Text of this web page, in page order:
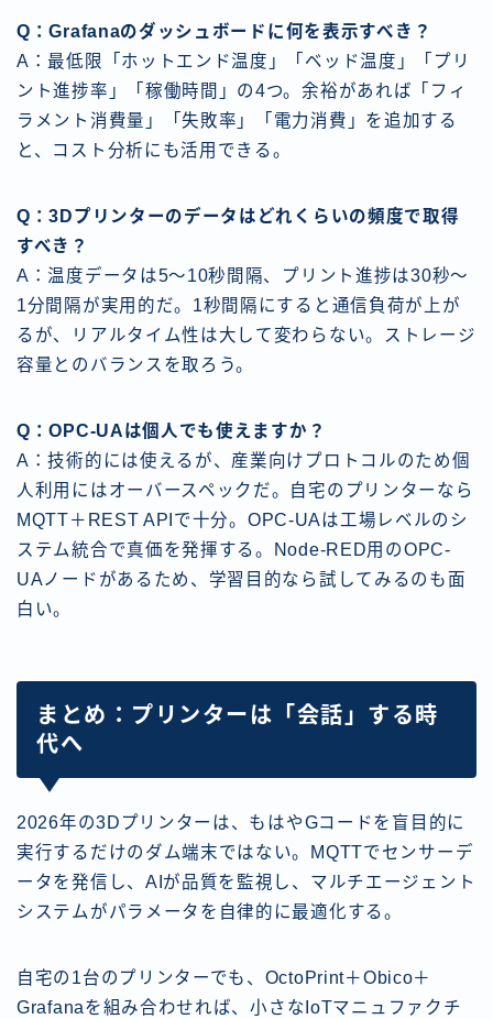
Q：Grafanaのダッシュボードに何を表示すべき？
A：最低限「ホットエンド温度」「ベッド温度」「プリ
ント進捗率」「稼働時間」の4つ。余裕があれば「フィ
ラメント消費量」「失敗率」「電力消費」を追加する
と、コスト分析にも活用できる。
Q：3Dプリンターのデータはどれくらいの頻度で取得
すべき？
A：温度データは5〜10秒間隔、プリント進捗は30秒〜
1分間隔が実用的だ。1秒間隔にすると通信負荷が上が
るが、リアルタイム性は大して変わらない。ストレージ
容量とのバランスを取ろう。
Q：OPC-UAは個人でも使えますか？
A：技術的には使えるが、産業向けプロトコルのため個
人利用にはオーバースペックだ。自宅のプリンターなら
MQTT＋REST APIで十分。OPC-UAは工場レベルのシ
ステム統合で真価を発揮する。Node-RED用のOPC-
UAノードがあるため、学習目的なら試してみるのも面
白い。
まとめ：プリンターは「会話」する時
代へ
2026年の3Dプリンターは、もはやGコードを盲目的に
実行するだけのダム端末ではない。MQTTでセンサーデ
ータを発信し、AIが品質を監視し、マルチエージェント
システムがパラメータを自律的に最適化する。
自宅の1台のプリンターでも、OctoPrint＋Obico＋
Grafanaを組み合わせれば、小さなIoTマニュファクチ